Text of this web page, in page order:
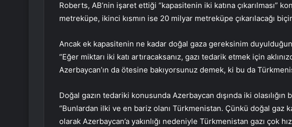
Roberts, AB’nin işaret ettiği “kapasitenin iki katına çıkarılması”
metreküpe, ikinci kısmın ise 20 milyar metreküpe çıkarılacağı
Ancak ek kapasitenin ne kadar doğal gaza gereksinim
“Eğer miktarı iki katı artıracaksanız, gazı tedarik etmek için
Azerbaycan’ın da ötesine bakıyorsunuz demek, ki bu da
Doğal gazın tedariki konusunda Azerbaycan dışında iki
“Bunlardan ilki ve en bariz olanı Türkmenistan. Çünkü doğal gaz
olarak Azerbaycan’a yakınlığı nedeniyle Türkmenistan gazı çok